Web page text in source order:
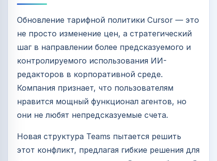
Обновление тарифной политики Cursor — это
не просто изменение цен, а стратегический
шаг в направлении более предсказуемого и
контролируемого использования ИИ-
редакторов в корпоративной среде.
Компания признает, что пользователям
нравится мощный функционал агентов, но
они не любят непредсказуемые счета.
Новая структура Teams пытается решить
этот конфликт, предлагая гибкие решения для